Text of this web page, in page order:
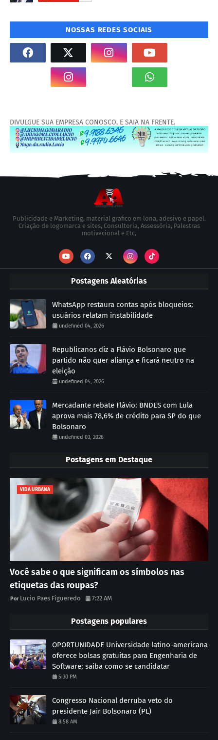
NOSSAS REDES SOCIAIS
DIVULGUE SUA EMPRESA CONOSCO, E SAIA NA FRENTE.
Publicidade e Marketing, material grafico em lona, adesivo e papel.
Criação de logomarca e sites, Consultoria, Assessória, Palestras
motivacional e Etc,
Postagens Aleatórias
WhatsApp restaura contas após bloqueios;
usuários relatam instabilidade
undefined 04, 2026
Republicanos diz a Flávio Bolsonaro que
partido não quer aliança e ficará neutro na
eleição
undefined 04, 2026
Mercadante rebate Flávio: BNDES com Lula
aprova mais 78,6% de crédito para SP do que
Bolsonaro
undefined 03, 2026
Postagens em Destaque
VIDA URBANA
Você sabe o que significam os símbolos nas
etiquetas das roupas?
Lucio Paes Figueredo 7:22 AM
Postagens populares
OPORTUNIDADE Universidade latino-americana
oferece bolsas gratuitas para Engenharia de
Software; saiba como se candidatar
5:30 PM
Congresso Nacional derruba veto do
presidente Jair Bolsonaro (PL)
8:58 AM